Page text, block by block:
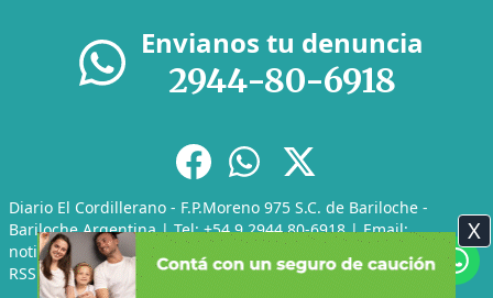
Envianos tu denuncia
2944-80-6918
Diario El Cordillerano - F.P.Moreno 975 S.C. de Bariloche -
Bariloche Argentina | Tel: +54 9 2944 80-6918 | Email:
noticias@elcordillerano.com.ar
RSS|Media Kit | Políticas de Privacidad|Archivo
X